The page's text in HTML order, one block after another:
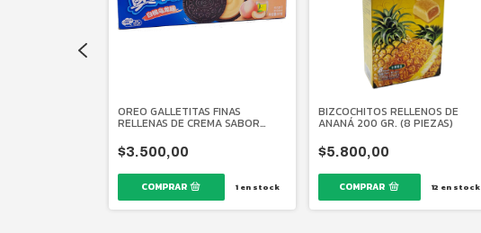
OREO GALLETITAS FINAS
RELLENAS DE CREMA SABOR
$3.500,00
1en stock
BIZCOCHITOS RELLENOS DE
ANANÁ 200 GR. (8 PIEZAS)
$5.800,00
12 en stock